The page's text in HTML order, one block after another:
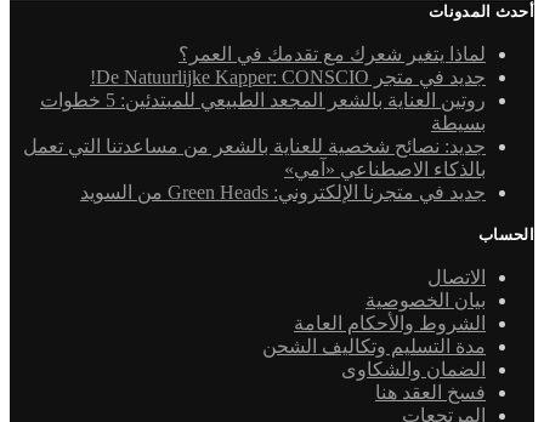
أحدث المدونات
لماذا يتغير شعرك مع تقدمك في العمر؟
جديد في متجر De Natuurlijke Kapper: CONSCIO!
روتين العناية بالشعر المجعد الطبيعي للمبتدئين: 5 خطوات
بسيطة
جديد: نصائح شخصية للعناية بالشعر من مساعدتنا التي تعمل
بالذكاء الاصطناعي «آمي»
جديد في متجرنا الإلكتروني: Green Heads من السويد
الحساب
الاتصال
بيان الخصوصية
الشروط والأحكام العامة
مدة التسليم وتكاليف الشحن
الضمان والشكاوى
فسخ العقد هنا
المرتجعات